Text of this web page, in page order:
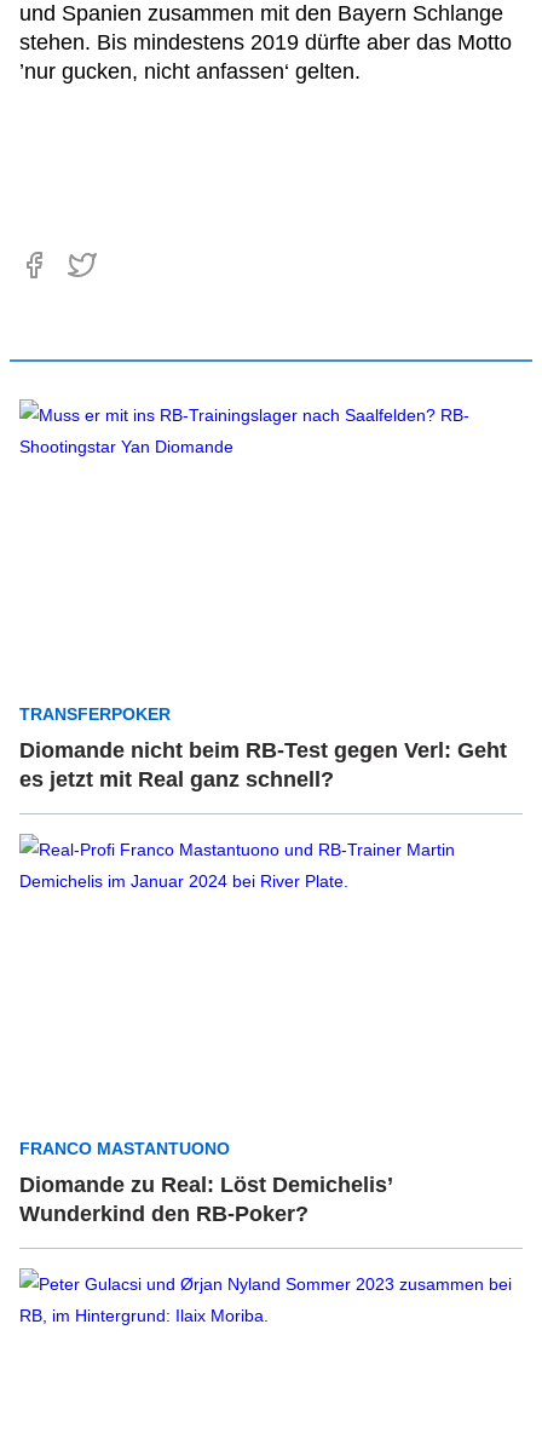
und Spanien zusammen mit den Bayern Schlange
stehen. Bis mindestens 2019 dürfte aber das Motto
’nur gucken, nicht anfassen‘ gelten.
TRANSFERPOKER
Diomande nicht beim RB-Test gegen Verl: Geht
es jetzt mit Real ganz schnell?
FRANCO MASTANTUONO
Diomande zu Real: Löst Demichelis’
Wunderkind den RB-Poker?